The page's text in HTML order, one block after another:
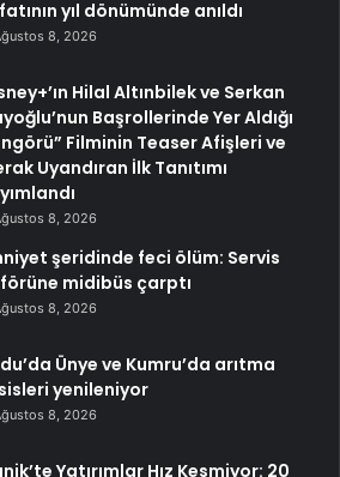
yıl dönümünde anıldı
8, 2026
Hilal Altınbilek ve Serkan
Başrollerinde Yer Aldığı
Filminin Teaser Afişleri ve
Uyandıran İlk Tanıtımı
8, 2026
şeridinde feci ölüm: Servis
midibüs çarptı
8, 2026
Ünye ve Kumru’da arıtma
yenileniyor
8, 2026
Yatırımlar Hız Kesmiyor: 20